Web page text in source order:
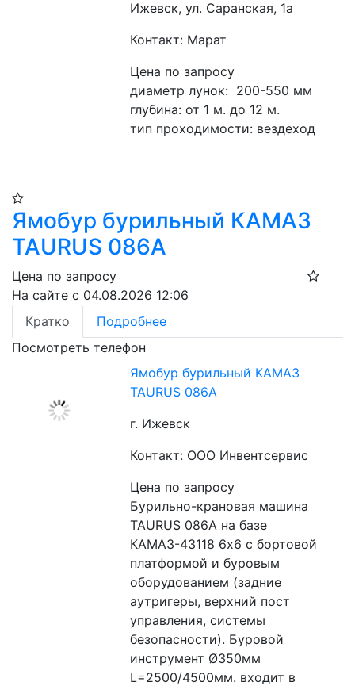
Ижевск, ул. Саранская, 1а
Контакт: Марат
Цена по запросу
диаметр лунок:  200-550 мм
глубина: от 1 м. до 12 м.
тип проходимости: вездеход
Ямобур бурильный КАМАЗ
TAURUS 086A
Цена по запросу
На сайте с 04.08.2026 12:06
Кратко
Подробнее
Посмотреть телефон
Ямобур бурильный КАМАЗ
TAURUS 086A
г. Ижевск
Контакт: ООО Инвентсервис
Цена по запросу
Бурильно-крановая машина
TAURUS 086A на базе
КАМАЗ-43118 6х6 с бортовой
платформой и буровым
оборудованием (задние
аутригеры, верхний пост
управления, системы
безопасности). Буровой
инструмент Ø350мм
L=2500/4500мм. входит в